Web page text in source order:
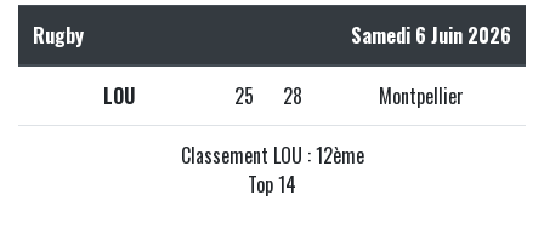
Rugby Samedi 6 Juin 2026
LOU 25 28 Montpellier
Classement LOU : 12ème
Top 14